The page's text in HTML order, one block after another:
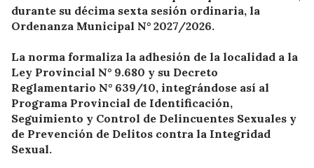
durante su décima sexta sesión ordinaria, la
Ordenanza Municipal N° 2027/2026.
La norma formaliza la adhesión de la localidad a la
Ley Provincial N° 9.680 y su Decreto
Reglamentario N° 639/10, integrándose así al
Programa Provincial de Identificación,
Seguimiento y Control de Delincuentes Sexuales y
de Prevención de Delitos contra la Integridad
Sexual.